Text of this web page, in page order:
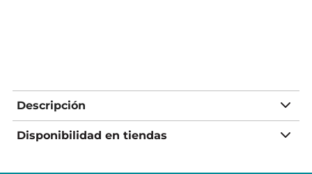
Descripción
Disponibilidad en tiendas